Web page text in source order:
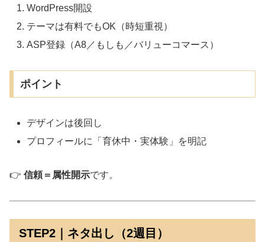
WordPress開設
テーマは有料でもOK（時短重視）
ASP登録（A8／もしも／バリューコマース）
ポイント
デザインは後回し
プロフィールに「育休中・実体験」を明記
👉 信頼＝属性開示です。
STEP2｜ネタ出し（2週目）